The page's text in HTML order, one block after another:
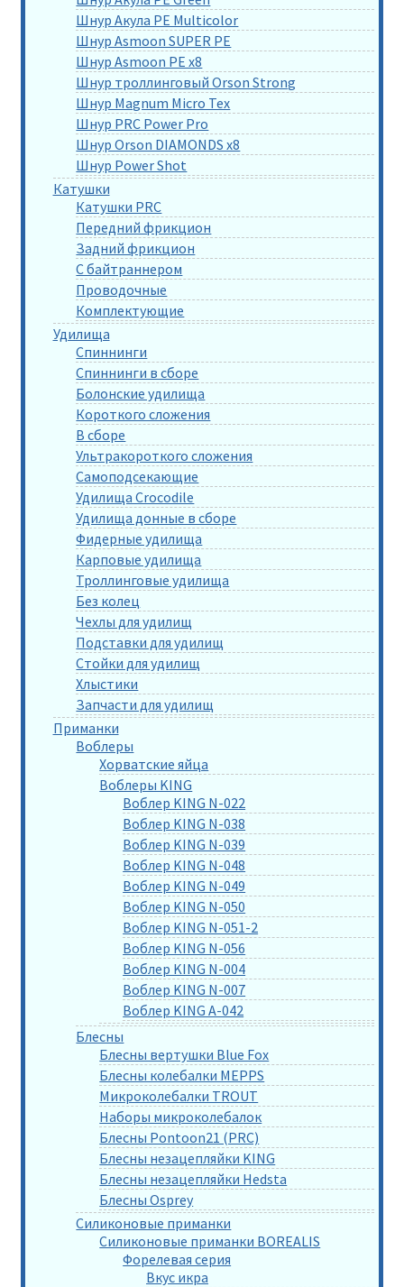
Шнур Акула PE Multicolor
Шнур Asmoon SUPER PE
Шнур Asmoon PE x8
Шнур троллинговый Orson Strong
Шнур Magnum Micro Tex
Шнур PRC Power Pro
Шнур Orson DIAMONDS x8
Шнур Power Shot
Катушки
Катушки PRC
Передний фрикцион
Задний фрикцион
С байтраннером
Проводочные
Комплектующие
Удилища
Спиннинги
Спиннинги в сборе
Болонские удилища
Короткого сложения
В сборе
Ультракороткого сложения
Самоподсекающие
Удилища Crocodile
Удилища донные в сборе
Фидерные удилища
Карповые удилища
Троллинговые удилища
Без колец
Чехлы для удилищ
Подставки для удилищ
Стойки для удилищ
Хлыстики
Запчасти для удилищ
Приманки
Воблеры
Хорватские яйца
Воблеры KING
Воблер KING N-022
Воблер KING N-038
Воблер KING N-039
Воблер KING N-048
Воблер KING N-049
Воблер KING N-050
Воблер KING N-051-2
Воблер KING N-056
Воблер KING N-004
Воблер KING N-007
Воблер KING A-042
Блесны
Блесны вертушки Blue Fox
Блесны колебалки MEPPS
Микроколебалки TROUT
Наборы микроколебалок
Блесны Pontoon21 (PRC)
Блесны незацепляйки KING
Блесны незацепляйки Hedsta
Блесны Osprey
Силиконовые приманки
Силиконовые приманки BOREALIS
Форелевая серия
Вкус икра